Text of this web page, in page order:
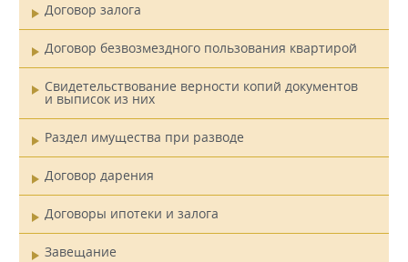
Договор залога
Договор безвозмездного пользования квартирой
Свидетельствование верности копий документов
и выписок из них
Раздел имущества при разводе
Договор дарения
Договоры ипотеки и залога
Завещание